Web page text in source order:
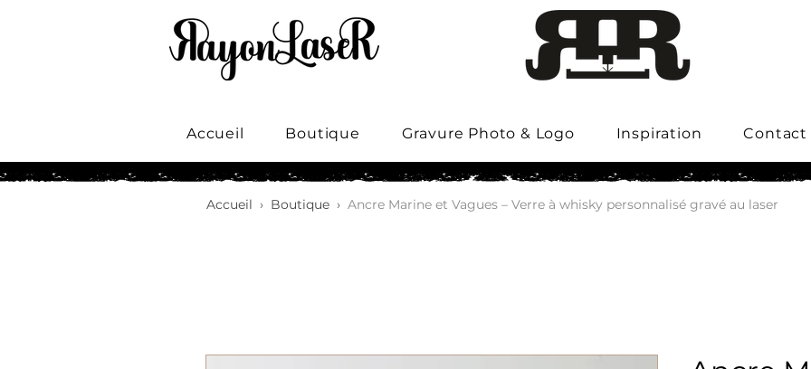
Accueil Boutique Gravure Photo & Logo Inspiration Contact
Accueil › Boutique › Ancre Marine et Vagues – Verre à whisky personnalisé gravé au laser